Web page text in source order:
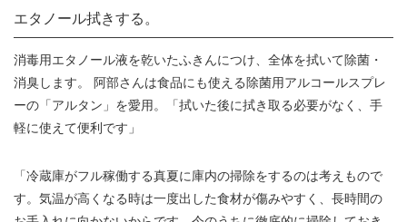
エタノール拭きする。
消毒用エタノール液を乾いたふきんにつけ、全体を拭いて除菌・
消臭します。 阿部さんは食品にも使える除菌用アルコールスプレ
ーの「アルタン」を愛用。「拭いた後に拭き取る必要がなく、手
軽に使えて便利です」
「冷蔵庫がフル稼働する真夏に庫内の掃除をするのは考えもので
す。気温が高くなる時は一度出した食材が傷みやすく、長時間の